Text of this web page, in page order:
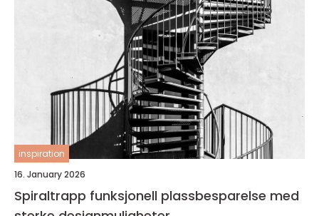
inspiration
16. January 2026
Spiraltrapp funksjonell plassbesparelse med